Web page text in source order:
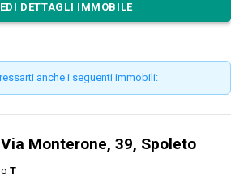
DETTAGLI IMMOBILE
anche i seguenti immobili:
Monterone, 39, Spoleto
T